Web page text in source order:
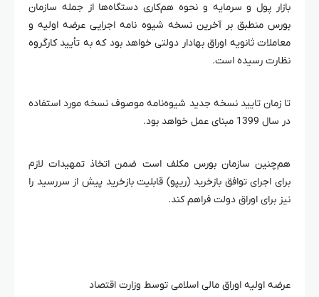
بازار پول و سرمایه و نحوه هم‌کاری دستگاه‌ها از جمله سازمان
بورس منطبق بر آخرین نسخه شیوه نامه اجرایی عرضه اولیه و
معاملات ثانویه اوراق بهادار دولتی خواهد بود که به تأیید کارگروه
نظارت رسیده است.
تا زمان تایید نسخه جدید شیوه‌نامه موصوف نسخه مورد استفاده
در سال 1399 مبنای عمل خواهد بود.
هم‌چنین سازمان بورس مکلف است ضمن اتخاذ تمهیدات لازم
برای اجرای توافق بازخرید (ریپو) قابلیت بازخرید پیش از سررسید را
نیز برای اوراق دولت فراهم کند.
عرضه اولیه اوراق مالی اسلامی توسط وزارت اقتصاد